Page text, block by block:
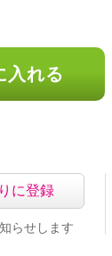
入れる
に登録
らせします